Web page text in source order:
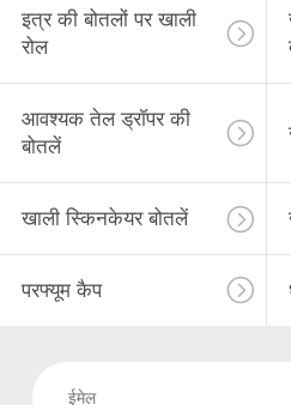
इत्र की बोतलों पर खाली
रोल
आवश्यक तेल ड्रॉपर की
बोतलें
खाली स्किनकेयर बोतलें
परफ्यूम कैप